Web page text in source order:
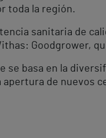
toda la región.
sanitaria de
Goodgrower,
se basa en la
apertura de nuevos